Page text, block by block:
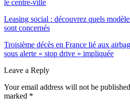
le centre-ville
Leasing social : découvrez quels
sont concernés
Troisième décès en France lié aux
sous alerte « stop drive » impliquée
Leave a Reply
Your email address will not be
marked *